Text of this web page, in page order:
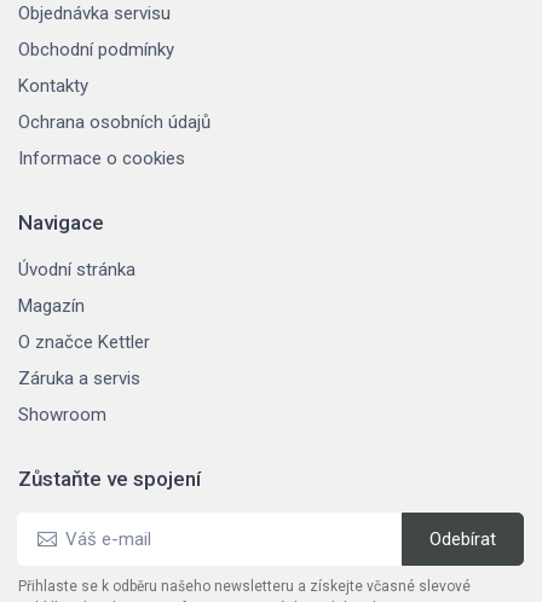
Objednávka servisu
Obchodní podmínky
Kontakty
Ochrana osobních údajů
Informace o cookies
Navigace
Úvodní stránka
Magazín
O značce Kettler
Záruka a servis
Showroom
Zůstaňte ve spojení
Přihlaste se k odběru našeho newsletteru a získejte včasné slevové